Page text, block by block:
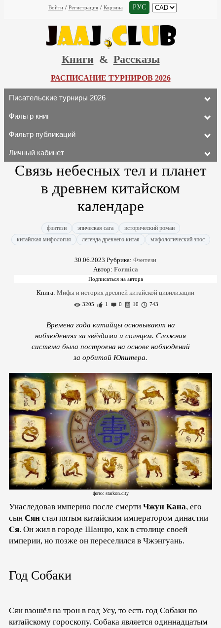
Войти / Регистрация / Корзина РУС
Книги & Рассказы
РАСПИСАНИЕ ТУРНИРОВ 2026
Писательские турниры 2026
Фильтр книг
Фильтр публикаций
Личный кабинет
Связь небесных тел и планет
в древнем китайском
календаре
фэнтези эпическая сага
исторический роман
китайская мифология
легенда древнего китая мифологический эпос
30.06.2023 Рубрика: Фэнтези
Автор: Formica
Книга: Мифы и история древней китайской цивилизации
3205 1 0 10 743
Времена года китайцы основывают на
наблюдениях за звёздами и солнцем. Сложная
система была построена на основе наблюдений
за орбитой Юпитера.
фото: starkon.city
Унаследовав империю после смерти Чжун Кана, его
сын Сян стал пятым китайским императором династии
Ся. Он жил в городе Шанцю, как в столице своей
империи, но позже он переселился в Чжэнгуань.
Год Собаки
Сян взошёл на трон в год Усу, то есть год Собаки по
китайскому гороскопу. Собака является одиннадцатым